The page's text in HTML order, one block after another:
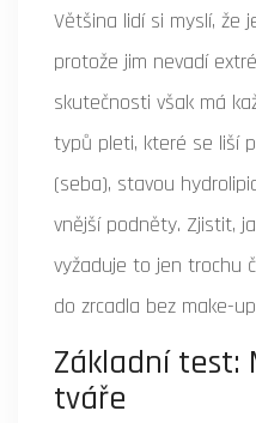
Většina lidí si myslí, že
protože jim nevadí
skutečnosti však má
typů pleti, které se liší
(seba), stavou
vnější podněty. Zjistit,
vyžaduje to jen trochu
do zrcadla bez make-
Základní test:
tváře